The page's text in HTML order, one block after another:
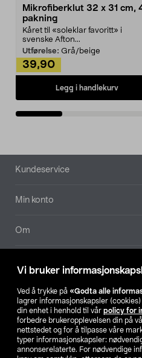
Vi bruker
Ved å trykke på «Godta alle
lagrer informasjonskapsler
din enhet i henhold til vår policy for
forbedre brukeropplevelsen din på
nettstedet og for å tilpasse våre
typer informasjonskapsler:
annonserelaterte. For nødvendige
Mikrofiberklut 32 x 31 cm,
pakning
Kåret til «soleklar favoritt» i
svenske Afton...
Utførelse: Grå/beige
39,90
Legg i handlekurv
Bunntekst
Kundeservice
Min konto
Om
Våre selskaper
Finn
SE NO